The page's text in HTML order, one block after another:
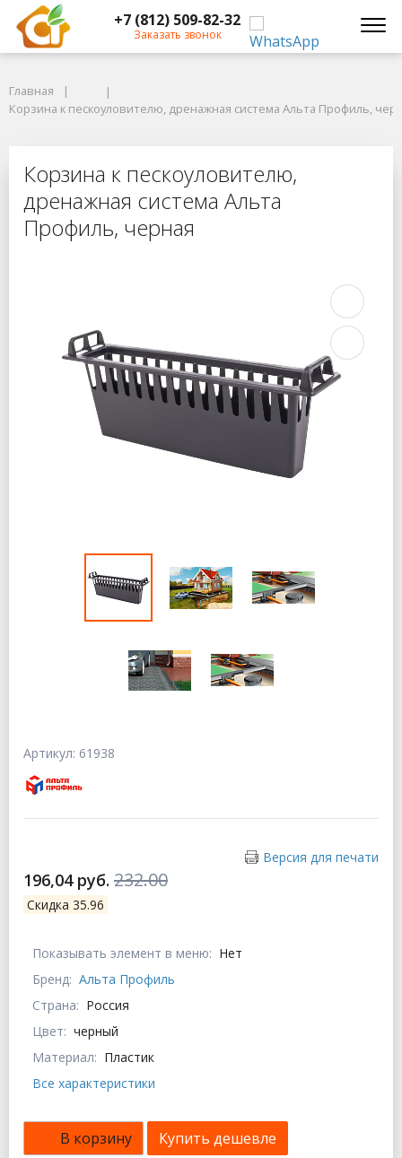
+7 (812) 509-82-32
Заказать звонок
Корзина к пескоуловителю, дренажная система Альта Профиль,
Корзина к пескоуловителю,
Главная
Корзина к пескоуловителю, дренажная система Альта Профиль,
Корзина к пескоуловителю,
дренажная система Альта
Профиль, черная
Артикул: 61938
Версия для печати
196,04 руб. 232.00
Скидка 35.96
Показывать элемент в меню: Нет
Бренд: Альта Профиль
Страна: Россия
Цвет: черный
Материал: Пластик
Все характеристики
В корзину Купить дешевле